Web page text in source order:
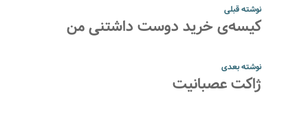
نوشته قبلی
کیسه‌ی خرید دوست داشتنی من
نوشته بعدی
ژاکت عصبانیت